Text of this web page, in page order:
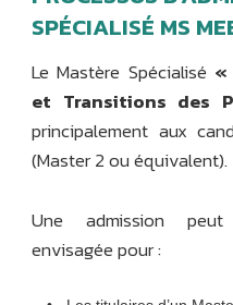
SPÉCIALISÉ MS
Le Mastère Spécialisé «
et Transitions des
principalement aux
(Master 2 ou équivalent).
Une admission peut
envisagée pour :